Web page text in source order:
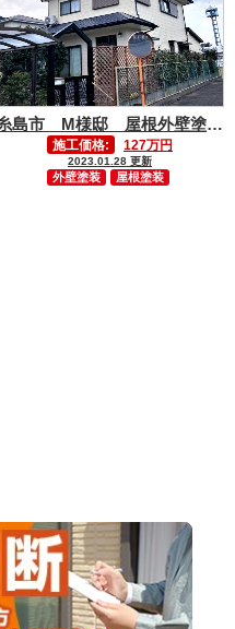
糸島市 M様邸 屋根外壁塗装工事
施工価格: 127万円
2023.01.28 更新
外壁塗装 屋根塗装